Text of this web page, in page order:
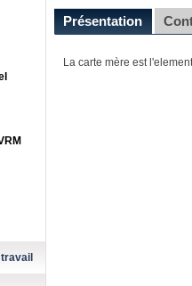
Présentation
La carte mère est